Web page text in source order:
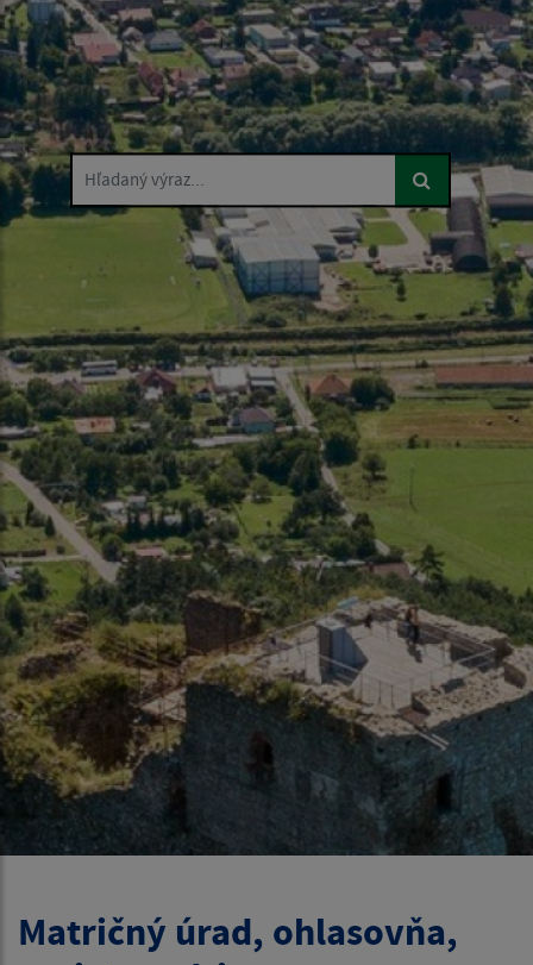
Hľadaný výraz...
Matričný úrad, ohlasovňa,